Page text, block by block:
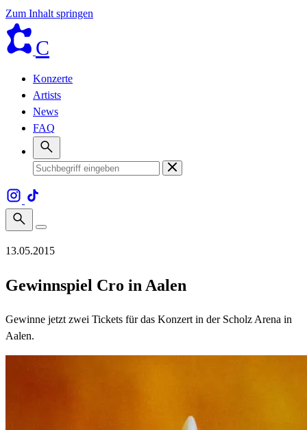
Zum Inhalt springen
C
Konzerte
Artists
News
FAQ
13.05.2015
Gewinnspiel Cro in Aalen
Gewinne jetzt zwei Tickets für das Konzert in der Scholz Arena in
Aalen.